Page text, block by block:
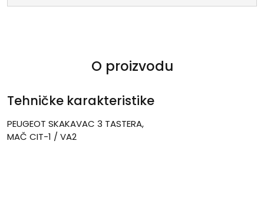
O proizvodu
Tehničke karakteristike
PEUGEOT SKAKAVAC 3 TASTERA,
MAČ CIT-1 / VA2